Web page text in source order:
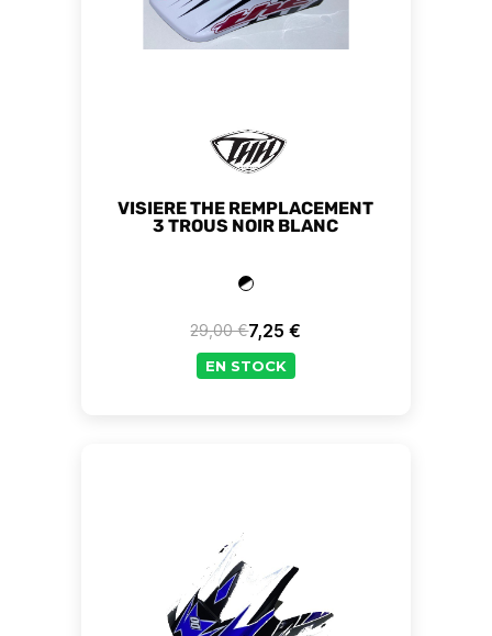
VISIERE THE REMPLACEMENT
3 TROUS NOIR BLANC
Prix de base
29,00 €Prix
7,25 €
EN STOCK